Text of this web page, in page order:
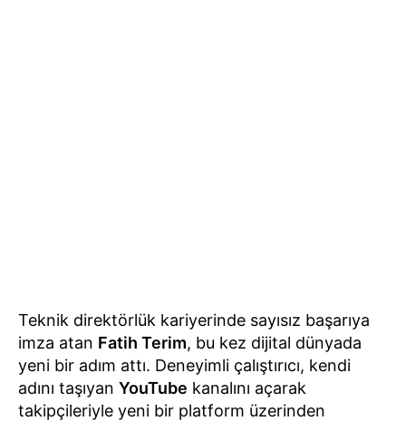
Teknik direktörlük kariyerinde sayısız başarıya
imza atan Fatih Terim, bu kez dijital dünyada
yeni bir adım attı. Deneyimli çalıştırıcı, kendi
adını taşıyan YouTube kanalını açarak
takipçileriyle yeni bir platform üzerinden